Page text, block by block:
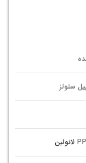
سلولز
لانولین